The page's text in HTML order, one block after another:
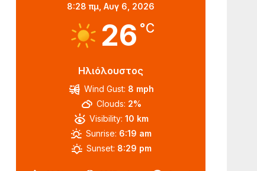
8:28 πμ, Αυγ 6, 2026
26 °C
Ηλιόλουστος
Wind Gust: 8 mph
Clouds: 2%
Visibility: 10 km
Sunrise: 6:19 am
Sunset: 8:29 pm